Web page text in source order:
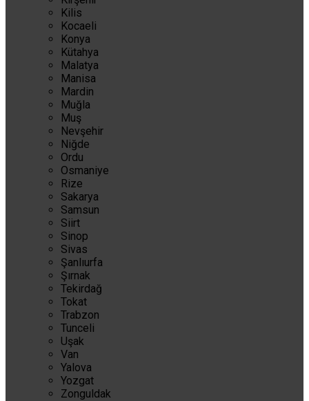
Kilis
Kocaeli
Konya
Kütahya
Malatya
Manisa
Mardin
Muğla
Muş
Nevşehir
Niğde
Ordu
Osmaniye
Rize
Sakarya
Samsun
Siirt
Sinop
Sivas
Şanlıurfa
Şırnak
Tekirdağ
Tokat
Trabzon
Tunceli
Uşak
Van
Yalova
Yozgat
Zonguldak